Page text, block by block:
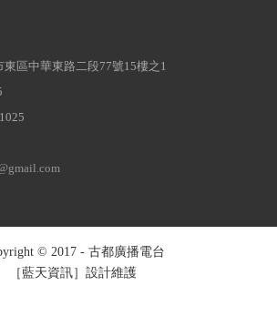
東區中華東路二段77號15樓之1
© 2017 - 古都廣播電台
［藍天資訊］設計維護